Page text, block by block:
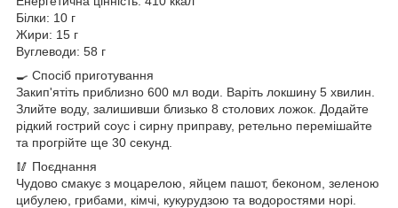
Білки: 10 г
Жири: 15 г
Вуглеводи: 58 г
🍳 Спосіб приготування
Закип'ятіть приблизно 600 мл води. Варіть локшину 5 хвилин.
Злийте воду, залишивши близько 8 столових ложок. Додайте
рідкий гострий соус і сирну приправу, ретельно перемішайте
та прогрійте ще 30 секунд.
🥢 Поєднання
Чудово смакує з моцарелою, яйцем пашот, беконом, зеленою
цибулею, грибами, кімчі, кукурудзою та водоростями норі.